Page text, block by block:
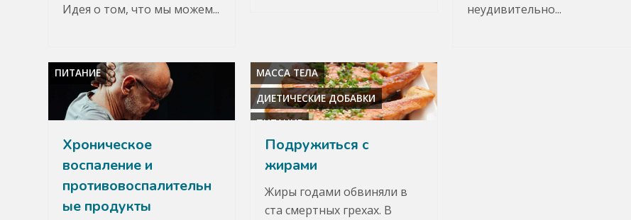
Идея о том, что мы можем...
неудивительно...
ПИТАНИЕ
Хроническое
воспаление и
противовоспалительн
ые продукты
МАССА ТЕЛА
ДИЕТИЧЕСКИЕ ДОБАВКИ
ПИТАНИЕ
Подружиться с
жирами
Жиры годами обвиняли в
ста смертных грехах. В